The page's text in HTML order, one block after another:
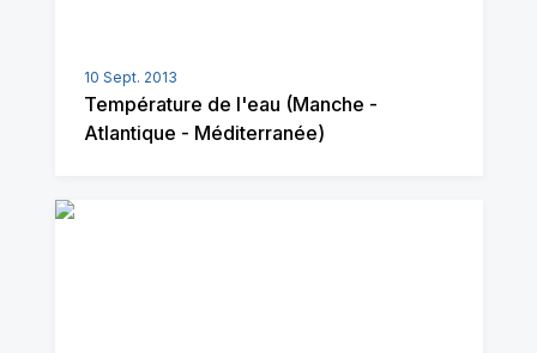
10 Sept. 2013
Température de l'eau (Manche -
Atlantique - Méditerranée)